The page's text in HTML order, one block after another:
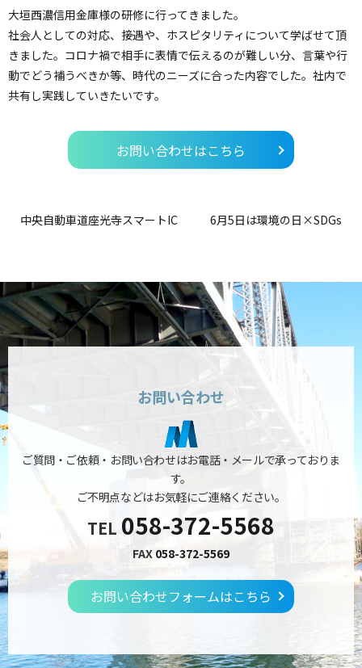
大垣西濃信用金庫様の研修に行ってきました。
社会人としての対応、接遇や、ホスピタリティについて学ばせて頂
きました。コロナ禍で相手に表情で伝えるのが難しい分、言葉や行
動でどう補うべきか等、時代のニーズに合った内容でした。社内で
共有し実践していきたいです。
お問い合わせはこちら
中央自動車道座光寺スマートIC 6月5日は環境の日×SDGs
お問い合わせ
ご質問・ご依頼・お問い合わせはお電話・メールで承っておりま
す。
ご不明点などはお気軽にご連絡ください。
TEL 058-372-5568
FAX 058-372-5569
お問い合わせフォームはこちら